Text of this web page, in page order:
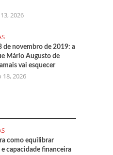
2026
de novembro de 2019: a
Mário Augusto de
vai esquecer
18, 2026
como equilibrar
e capacidade financeira